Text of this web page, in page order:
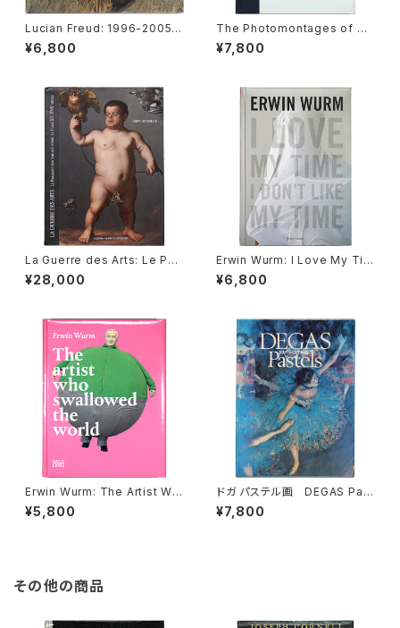
Lucian Freud: 1996-2005
ルシアン・フロイド
¥6,800
The Photomontages of Ha
nnah Hoch フォトモンタージ
ュ：ハンナ・ヘッヒ
¥7,800
La Guerre des Arts: Le Par
agone peinture-Sculpture
en Italie, XV-XVII siecle
¥28,000
Erwin Wurm: I Love My Tim
e, I Don't Like My Time ア
ーウィン・ワーム
¥6,800
Erwin Wurm: The Artist Wh
o Swallowed the World ア
ーウィン・ワーム
¥5,800
ドガ パステル画 DEGAS Past
els
¥7,800
その他の商品